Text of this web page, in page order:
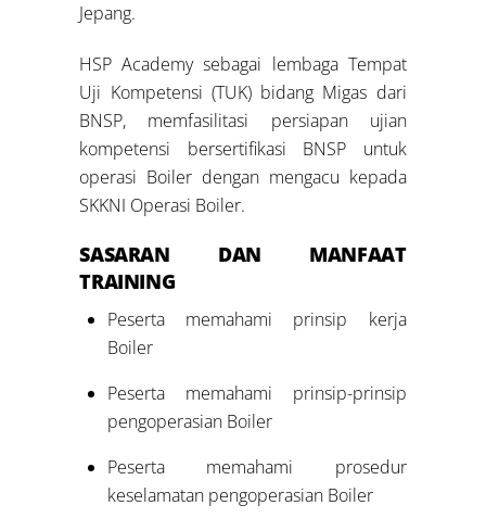
Jepang.
HSP Academy sebagai lembaga Tempat
Uji Kompetensi (TUK) bidang Migas dari
BNSP, memfasilitasi persiapan ujian
kompetensi bersertifikasi BNSP untuk
operasi Boiler dengan mengacu kepada
SKKNI Operasi Boiler.
SASARAN DAN MANFAAT
TRAINING
Peserta memahami prinsip kerja
Boiler
Peserta memahami prinsip-prinsip
pengoperasian Boiler
Peserta memahami prosedur
keselamatan pengoperasian Boiler